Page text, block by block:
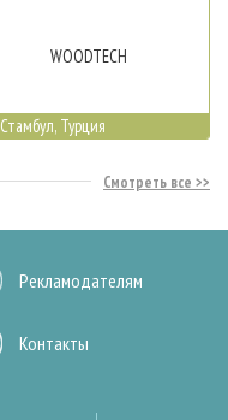
WOODTECH
Стамбул, Турция
Смотреть все
Рекламодателям
Контакты